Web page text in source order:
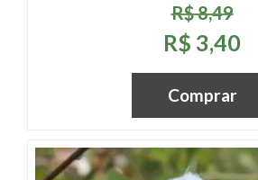
R$ 8,49
R$ 3,40
Comprar